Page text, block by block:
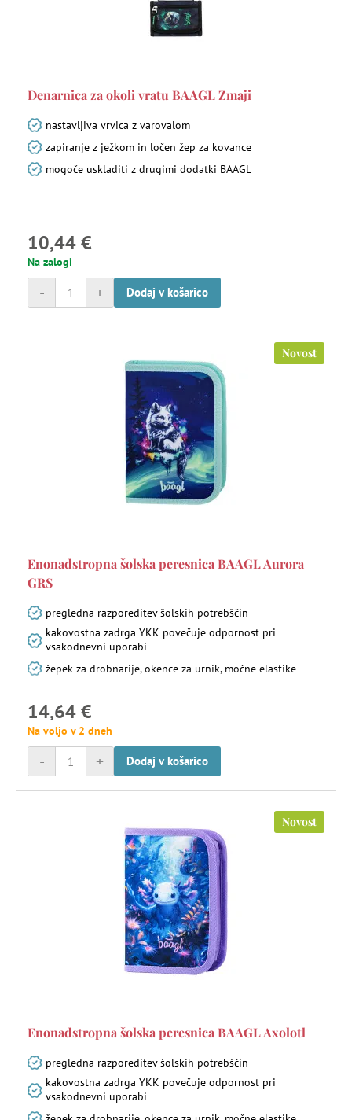
Denarnica za okoli vratu BAAGL Zmaji
nastavljiva vrvica z varovalom
zapiranje z ježkom in ločen žep za kovance
mogoče uskladiti z drugimi dodatki BAAGL
10,44 €
Na zalogi
+
- Dodaj v košarico
Novost
Enonadstropna šolska peresnica BAAGL Aurora
GRS
pregledna razporeditev šolskih potrebščin
kakovostna zadrga YKK povečuje odpornost pri
vsakodnevni uporabi
žepek za drobnarije, okence za urnik, močne elastike
14,64 €
Na voljo v 2 dneh
+
- Dodaj v košarico
Novost
Enonadstropna šolska peresnica BAAGL Axolotl
pregledna razporeditev šolskih potrebščin
kakovostna zadrga YKK povečuje odpornost pri
vsakodnevni uporabi